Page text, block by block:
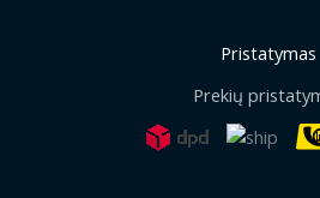
Pristatymas
Prekių